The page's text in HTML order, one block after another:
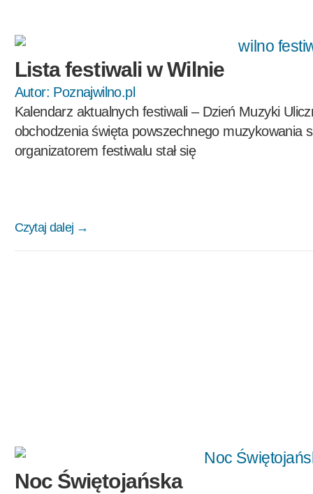
Lista festiwali w Wilnie
Autor: Poznajwilno.pl
Kalendarz aktualnych festiwali – Dzień Muzyki
obchodzenia święta powszechnego muzykowania
organizatorem festiwalu stał się
Czytaj dalej →
Noc Świętojańska